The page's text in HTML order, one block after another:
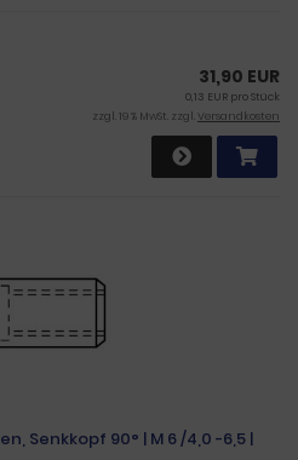
31,90 EUR
0,13 EUR pro Stück
zzgl. 19 % MwSt. zzgl.Versandkosten
Senkkopf 90° | M 6 /4,0 -6,5 |